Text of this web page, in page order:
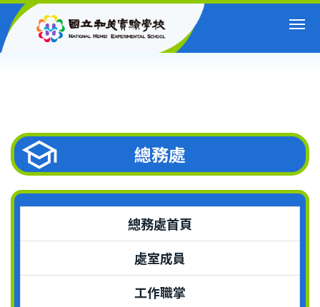
跳
到
總務處
總務處首頁
處室成員
工作職掌